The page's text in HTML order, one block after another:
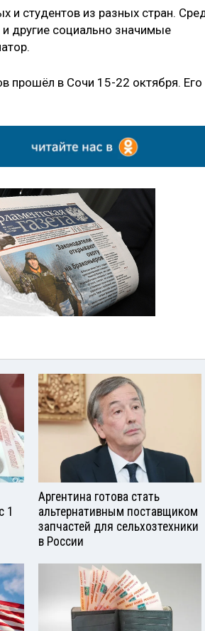
и студентов из разных стран.
другие социально значимые
прошёл в Сочи 15-22 октября. Его
1
Аргентина готова стать
альтернативным поставщиком
запчастей для сельхозтехники
в России